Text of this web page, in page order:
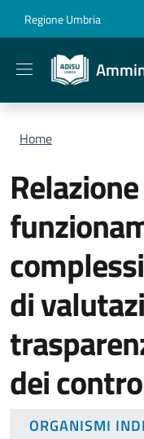
Regione Umbria
Briciole di
Home
di
dei
ORGANISMI